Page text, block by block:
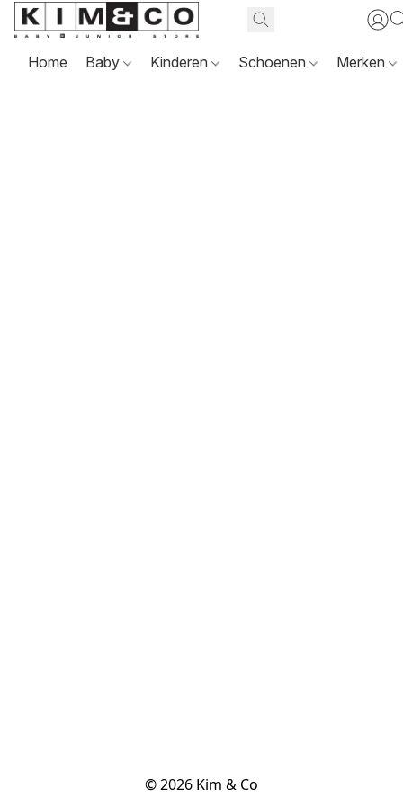
Home Baby Kinderen Schoenen Merken
© 2026 Kim & Co